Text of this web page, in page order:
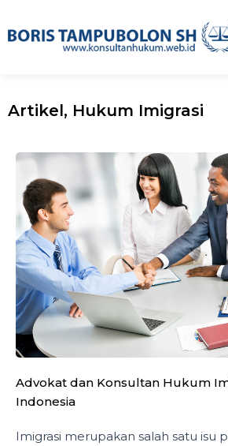
Artikel, Hukum Imigrasi
Advokat dan Konsultan Hukum
Indonesia
Imigrasi merupakan salah satu isu